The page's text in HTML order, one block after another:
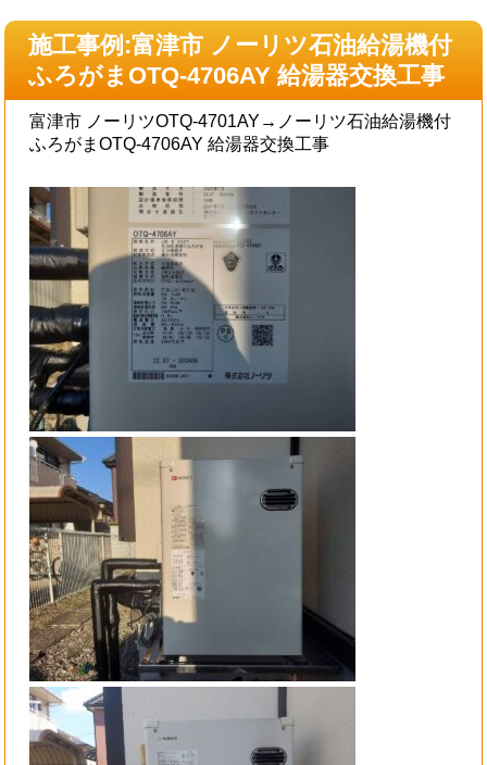
施工事例:富津市 ノーリツ石油給湯機付
ふろがまOTQ-4706AY 給湯器交換工事
富津市 ノーリツOTQ-4701AY→ノーリツ石油給湯機付
ふろがまOTQ-4706AY 給湯器交換工事